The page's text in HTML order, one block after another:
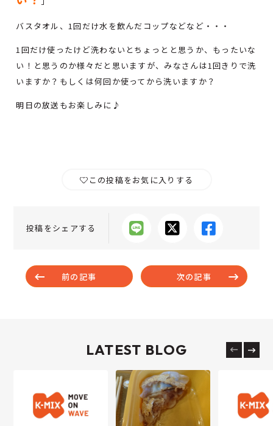
バスタオル、1回だけ水を飲んだコップなどなど・・・
1回だけ使ったけど洗わないとちょっとと思うか、もったいな
い！と思うのか様々だと思いますが、みなさんは1回きりで洗
いますか？もしくは何回か使ってから洗いますか？
明日の放送もお楽しみに♪
この投稿をお気に入りする
投稿をシェアする
前の記事 次の記事
LATEST BLOG